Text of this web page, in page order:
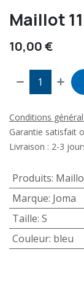
Maillot
10,00€
Conditions
Garantie satisfait
Livraison : 2-3
Produits:
Marque: Joma
Taille: S
Couleur: bleu